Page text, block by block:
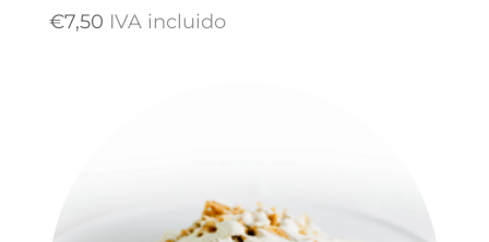
€7,50 IVA incluido